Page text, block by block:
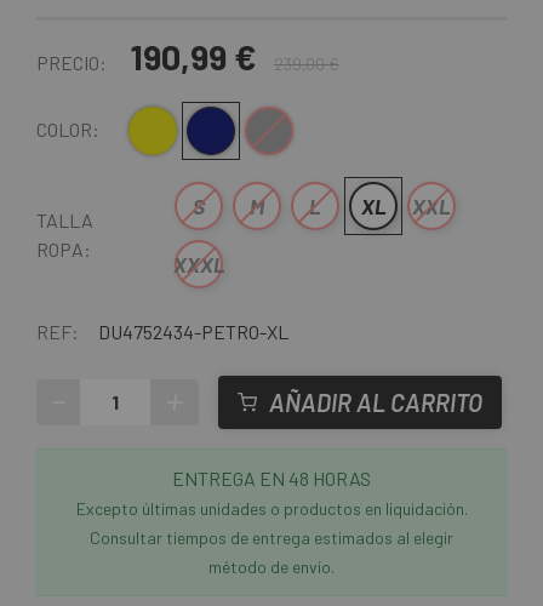
PRECIO: 190,99 € 239,00 €
COLOR: AmarilloAzul OscuroGris
TALLA
ROPA:
S M L XL XXL
XXXL
REF: DU4752434-PETRO-XL
AÑADIR AL CARRITO
ENTREGA EN 48 HORAS
Excepto últimas unidades o productos en liquidación.
Consultar tiempos de entrega estimados al elegir
método de envío.